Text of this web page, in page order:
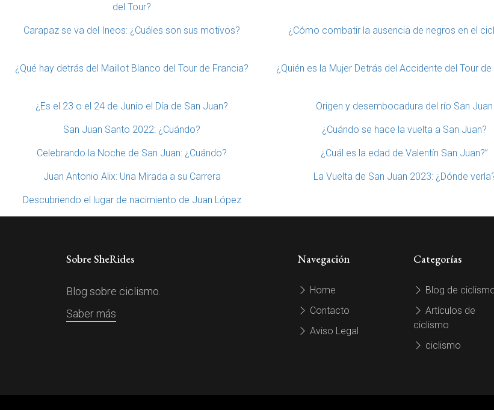
del Tour?
Carapaz se va del Ineos: ¿Cuáles son sus motivos? ¿Cómo combatir la ausencia de negros en el
¿Qué hay detrás del Maillot Blanco del Tour de Francia? ¿Quién es la Mujer Detrás del Accidente del Tour de
¿Es el 23 o el 24 de Junio el Día de San Juan? Origen y desembocadura del río San Juan
San Juan Santo 2022: ¿Cuándo? ¿Cuándo se hace la vuelta a San Juan?
Celebrando la Noche de San Juan: ¿Cuándo? ¿Cuál es la edad de Valentín San Juan?”
Juan Antonio Alix: Una Mirada a su Carrera La Vuelta de San Juan 2023: ¿Dónde
Descubriendo el lugar de nacimiento de Juan López
Sobre SheRides
Blog sobre ciclismo.
Saber más
Navegación
Home
Contacto
Aviso Legal
Categorías
Blog de
Artículos de
ciclismo
ciclismo